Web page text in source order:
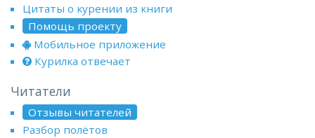
Цитаты о курении из книги
Помощь проекту
Мобильное приложение
Курилка отвечает
Читатели
Отзывы читателей
Разбор полётов